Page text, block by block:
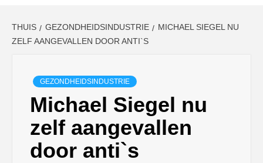
THUIS GEZONDHEIDSINDUSTRIE
MICHAEL SIEGEL NU
ZELF AANGEVALLEN DOOR ANTI`S
GEZONDHEIDSINDUSTRIE
Michael Siegel nu
zelf aangevallen
door anti`s